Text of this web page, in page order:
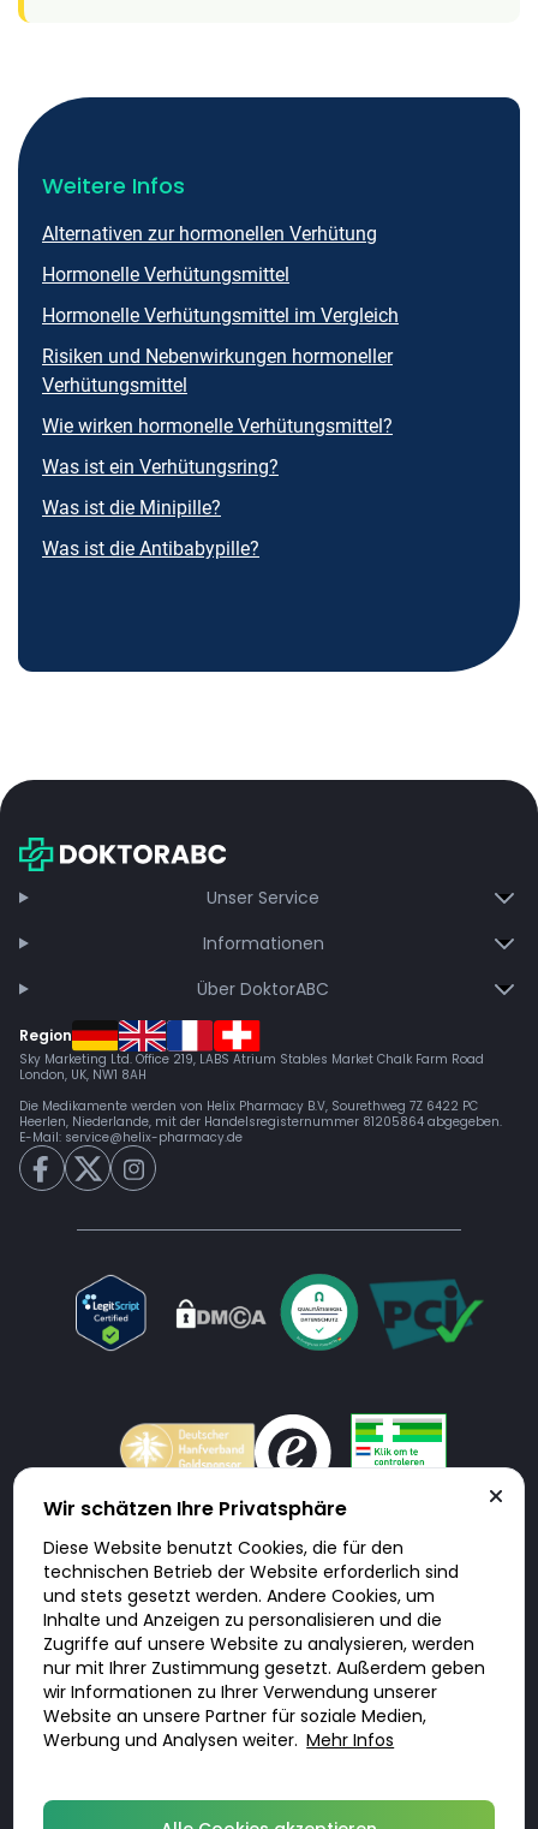
Weitere Infos
Alternativen zur hormonellen Verhütung
Hormonelle Verhütungsmittel
Hormonelle Verhütungsmittel im Vergleich
Risiken und Nebenwirkungen hormoneller
Verhütungsmittel
Wie wirken hormonelle Verhütungsmittel?
Was ist ein Verhütungsring?
Was ist die Minipille?
Was ist die Antibabypille?
Unser Service
Informationen
Über DoktorABC
Region
Sky Marketing Ltd. Office 219, LABS Atrium Stables Market Chalk Farm Road
London, UK, NW1 8AH
Die Medikamente werden von Helix Pharmacy B.V, Sourethweg 7Z 6422 PC
Heerlen, Niederlande, mit der Handelsregisternummer 81205864 abgegeben.
E-Mail: service@helix-pharmacy.de
Doktorabc.com ist eine Vermittlungsplattform. Doktorabc ist ausdrücklich
keine Internetapotheke. Doktorabc bietet keine Medikamente oder
sonstige Produkte an oder liefert diese. Jegliche Informationen zu
Produkten, Medikamenten und Preisen auf der Internetseite beinhalten
kein Angebot von Doktorabc an Sie. Für die Einhaltung der in Ihrem Land
geltenden Gesetze und sonstigen Rechtsvorschriften sind Sie als Nutzer
selbst verantwortlich. Die Nutzung unseres Services auf Doktorabc durch
Sie erfolgt auf eigenes Risiko und in eigener Verantwortung. Sie erklären,
diese Internetseite aus eigener Initiative zu besuchen und zu nutzen.
Wir schätzen Ihre Privatsphäre
Diese Website benutzt Cookies, die für den
technischen Betrieb der Website erforderlich sind
und stets gesetzt werden. Andere Cookies, um
Inhalte und Anzeigen zu personalisieren und die
Zugriffe auf unsere Website zu analysieren, werden
nur mit Ihrer Zustimmung gesetzt. Außerdem geben
wir Informationen zu Ihrer Verwendung unserer
Website an unsere Partner für soziale Medien,
Werbung und Analysen weiter. Mehr Infos